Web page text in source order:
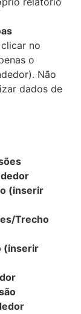
no
o
Não
dados de
(inserir
Trecho
(inserir